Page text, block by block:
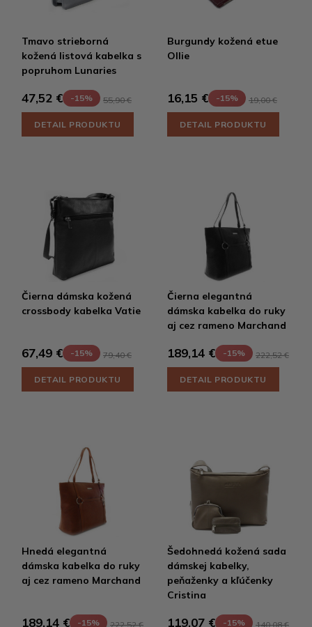
Tmavo strieborná
kožená listová kabelka s
popruhom Lunaries
47,52 € -15% 55,90 €
DETAIL PRODUKTU
Burgundy kožená etue
Ollie
16,15 € -15% 19,00 €
DETAIL PRODUKTU
Čierna dámska kožená
crossbody kabelka Vatie
67,49 € -15% 79,40 €
DETAIL PRODUKTU
Čierna elegantná
dámska kabelka do ruky
aj cez rameno Marchand
189,14 € -15% 222,52 €
DETAIL PRODUKTU
Hnedá elegantná
dámska kabelka do ruky
aj cez rameno Marchand
189,14 € -15% 222,52 €
Šedohnedá kožená sada
dámskej kabelky,
peňaženky a kľúčenky
Cristina
119,07 € -15% 140,08 €